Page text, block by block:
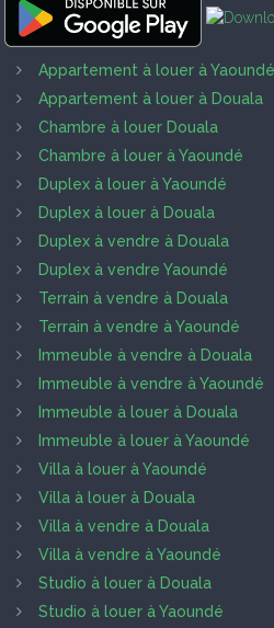
Appartement à louer à Yaoundé
Appartement à louer à Douala
Chambre à louer Douala
Chambre à louer à Yaoundé
Duplex à louer à Yaoundé
Duplex à louer à Douala
Duplex à vendre à Douala
Duplex à vendre Yaoundé
Terrain à vendre à Douala
Terrain à vendre à Yaoundé
Immeuble à vendre à Douala
Immeuble à vendre à Yaoundé
Immeuble à louer à Douala
Immeuble à louer à Yaoundé
Villa à louer à Yaoundé
Villa à louer à Douala
Villa à vendre à Douala
Villa à vendre à Yaoundé
Studio à louer à Douala
Studio à louer à Yaoundé